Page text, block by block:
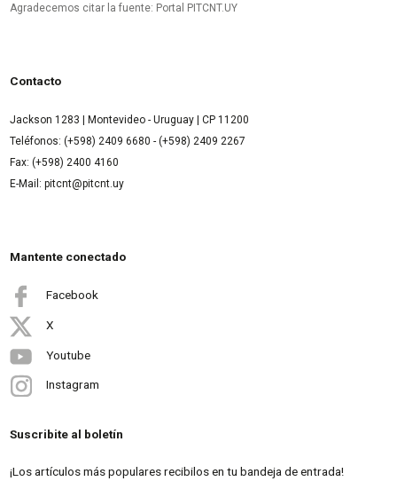
Agradecemos citar la fuente: Portal PITCNT.UY
Contacto
Jackson 1283 | Montevideo - Uruguay | CP 11200
Teléfonos: (+598) 2409 6680 - (+598) 2409 2267
Fax: (+598) 2400 4160
E-Mail: pitcnt@pitcnt.uy
Mantente conectado
Facebook
X
Youtube
Instagram
Suscribite al boletín
¡Los artículos más populares recibilos en tu bandeja de entrada!